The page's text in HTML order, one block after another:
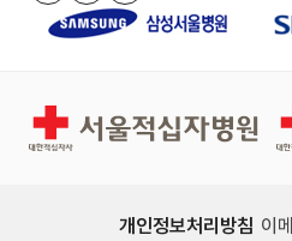
서울적십자병원
개인정보처리방침 이